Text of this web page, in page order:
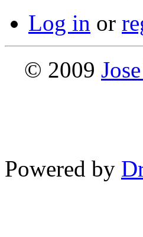
Log in or
© 2009
Powered by